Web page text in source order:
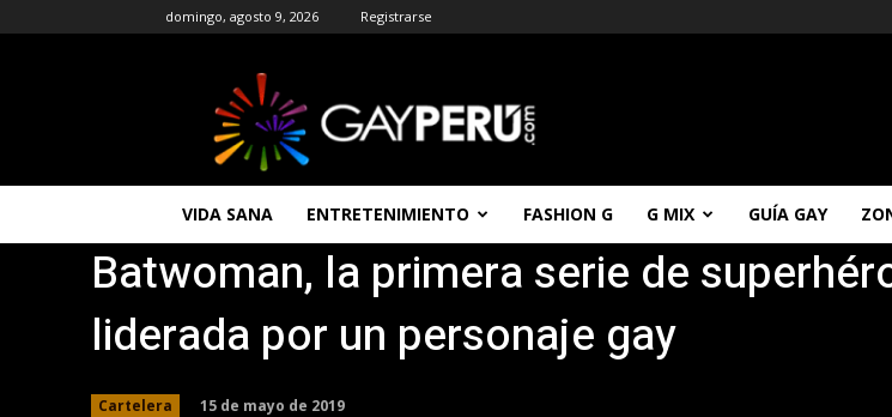
domingo, agosto 9, 2026 Registrarse
|
Entretenimiento
Noticias
Chat
Gay
Gratis
Peru
VIDA SANA ENTRETENIMIENTO FASHION G G MIX GUÍA GAY
Batwoman, la primera serie de
liderada por un personaje gay
Cartelera 15 de mayo de 2019